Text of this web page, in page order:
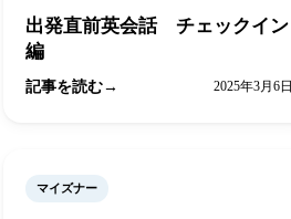
出発直前英会話 チェックイン
編
記事を読む 2025年3月6日
マイズナー